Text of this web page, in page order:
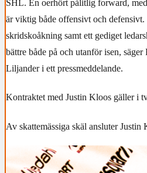
SHL. En oerhört pålitlig forward,
är viktig både offensivt och
skridskoåkning samt ett gediget
bättre både på och utanför isen,
Liljander i ett pressmeddelande.
Kontraktet med Justin Kloos gäller i
Av skattemässiga skäl ansluter Justin